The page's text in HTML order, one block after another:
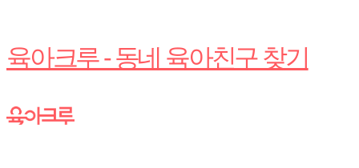
육아크루 - 동네 육아친구 찾기